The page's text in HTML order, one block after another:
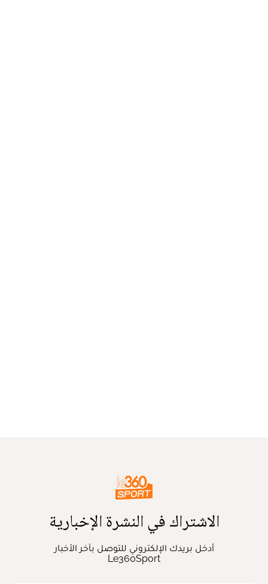
الاشتراك في النشرة الإخبارية
أدخل بريدك الإلكتروني للتوصل بآخر الأخبار
Le360Sport